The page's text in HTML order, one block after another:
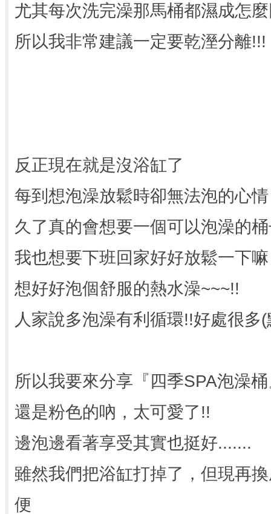
尤其每次洗完澡那馬桶都濕成怎
所以我非常建議一定要乾溼分離!!!
反正現在就是沒浴缸了
每到想泡澡放鬆時卻無法泡的心情
久了真的會想要一個可以泡澡的
我也想要下班回家好好放鬆一下嘛
想好好泡個舒服的熱水澡~~~!!
人家說多泡澡有利循環!!好處很多
所以我要來分享『四季SPA泡澡
還是粉色的吶，太可愛了!!
邊泡邊看著享受其實也挺好.......
雖然我們把浴缸打掉了，但現再
便